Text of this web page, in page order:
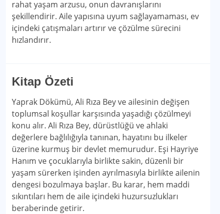
rahat yaşam arzusu, onun davranışlarını
şekillendirir. Aile yapısına uyum sağlayamaması, ev
içindeki çatışmaları artırır ve çözülme sürecini
hızlandırır.
Kitap Özeti
Yaprak Dökümü, Ali Rıza Bey ve ailesinin değişen
toplumsal koşullar karşısında yaşadığı çözülmeyi
konu alır. Ali Rıza Bey, dürüstlüğü ve ahlaki
değerlere bağlılığıyla tanınan, hayatını bu ilkeler
üzerine kurmuş bir devlet memurudur. Eşi Hayriye
Hanım ve çocuklarıyla birlikte sakin, düzenli bir
yaşam sürerken işinden ayrılmasıyla birlikte ailenin
dengesi bozulmaya başlar. Bu karar, hem maddi
sıkıntıları hem de aile içindeki huzursuzlukları
beraberinde getirir.